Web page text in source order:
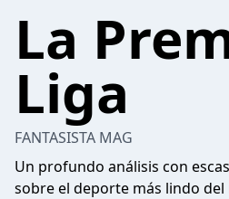
La
Liga
FANTASISTA MAG
Un profundo análisis con
sobre el deporte más lindo